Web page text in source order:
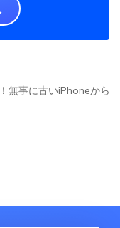
無事に古いiPhoneから